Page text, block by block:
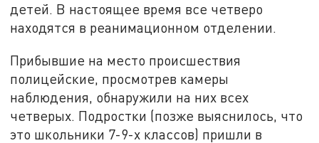
детей. В настоящее время все четверо
находятся в реанимационном отделении.
Прибывшие на место происшествия
полицейские, просмотрев камеры
наблюдения, обнаружили на них всех
четверых. Подростки (позже выяснилось, что
это школьники 7-9-х классов) пришли в